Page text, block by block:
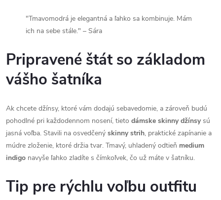
"Tmavomodrá je elegantná a ľahko sa kombinuje. Mám
ich na sebe stále." – Sára
Pripravené štát so základom
vášho šatníka
Ak chcete džínsy, ktoré vám dodajú sebavedomie, a zároveň budú
pohodlné pri každodennom nosení, tieto dámske skinny džínsysú
jasná voľba. Stavili na osvedčený skinny strih, praktické zapínanie a
múdre zloženie, ktoré držia tvar. Tmavý, uhladený odtieň medium
indigo navyše ľahko zladíte s čímkoľvek, čo už máte v šatníku.
Tip pre rýchlu voľbu outfitu